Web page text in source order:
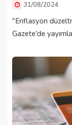
31/08/2024
"Enflasyon
Gazete'de